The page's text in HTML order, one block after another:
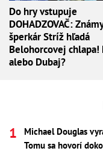
Do hry vstupuje
DOHADZOVAČ:
šperkár Stríž hľadá
Belohorcovej chlapa!
alebo Dubaj?
Michael Douglas
Tomu sa hovorí